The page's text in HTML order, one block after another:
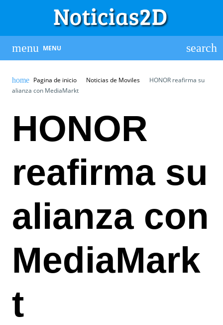
MENU
Pagina de inicio Noticias de Moviles
HONOR reafirma su
alianza con MediaMarkt
HONOR
reafirma su
alianza con
MediaMark
t